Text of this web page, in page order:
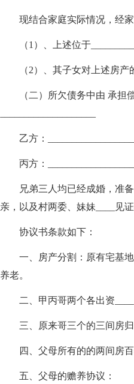
现结合家庭实际情况，经
（1）、上述位于
（2）、其子女对上述房产
（二）所欠债务中由 承
乙方：
丙方：
兄弟三人均已经成婚，准
亲，以及村两委、妹妹____见
协议书条款如下：
一、房产分割：原有宅基
养老。
二、甲丙哥两个各出资
三、原来哥三个的三间房归
四、父母所有的的两间房
五、父母的赡养协议：